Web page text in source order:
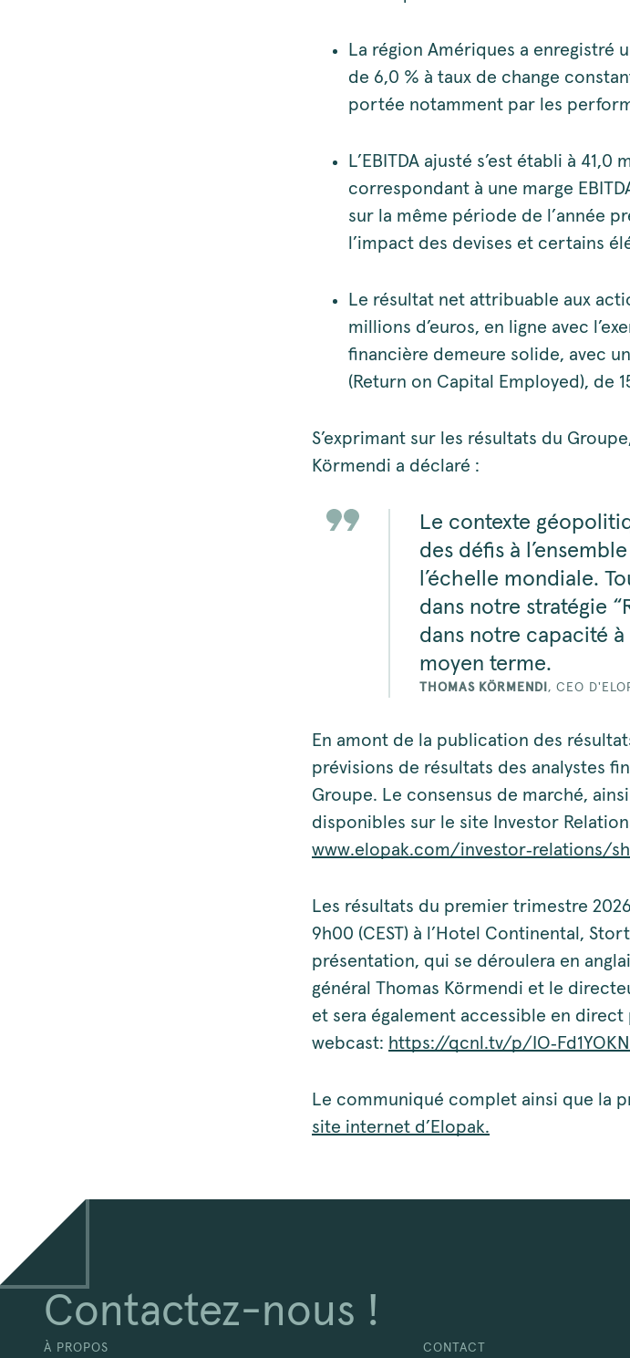
La région Amériques a enregistré
de 6,0 % à taux de change
portée notamment par les
L’EBITDA ajusté s’est établi à
correspondant à une marge
sur la même période de l’année
l’impact des devises et certains
Le résultat net attribuable aux
millions d’euros, en ligne avec
financière demeure solide, avec
(Return on Capital Employed), de
S’exprimant sur les résultats du
Körmendi a déclaré :
Le contexte
des défis à
l’échelle mondiale.
dans notre stratégie
dans notre capacité
moyen terme.
THOMAS KÖRMENDI, CEO
En amont de la publication des
prévisions de résultats des analystes
Groupe. Le consensus de marché,
disponibles sur le site Investor
www.elopak.com/investor‑relations/
Les résultats du premier trimestre
9h00 (CEST) à l’Hotel Continental,
présentation, qui se déroulera en
général Thomas Körmendi et le
et sera également accessible en direct
webcast: https://qcnl.tv/p/
Le communiqué complet ainsi que la
site internet d’Elopak.
Contactez-nous !
À PROPOS CONTACT